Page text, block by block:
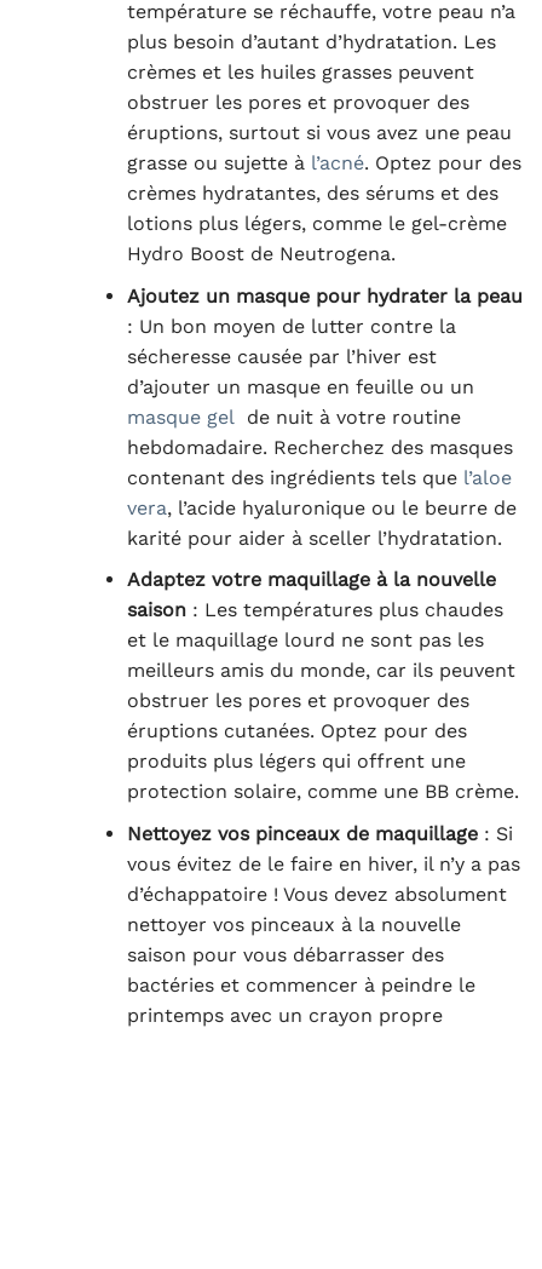
température se réchauffe, votre peau n’a
plus besoin d’autant d’hydratation. Les
crèmes et les huiles grasses peuvent
obstruer les pores et provoquer des
éruptions, surtout si vous avez une peau
grasse ou sujette àl’acné. Optez pour des
crèmes hydratantes, des sérums et des
lotions plus légers, comme le gel-crème
Hydro Boost de Neutrogena.
Ajoutez un masque pour hydrater la peau
: Un bon moyen de lutter contre la
sécheresse causée par l’hiver est
d’ajouter un masque en feuille ou un
masque gelde nuit à votre routine
hebdomadaire. Recherchez des masques
contenant des ingrédients tels que l’aloe
vera, l’acide hyaluronique ou le beurre de
karité pour aider à sceller l’hydratation.
Adaptez votre maquillage à la nouvelle
saison: Les températures plus chaudes
et le maquillage lourd ne sont pas les
meilleurs amis du monde, car ils peuvent
obstruer les pores et provoquer des
éruptions cutanées. Optez pour des
produits plus légers qui offrent une
protection solaire, comme une BB crème.
Nettoyez vos pinceaux de maquillage: Si
vous évitez de le faire en hiver, il n’y a pas
d’échappatoire ! Vous devez absolument
nettoyer vos pinceaux à la nouvelle
saison pour vous débarrasser des
bactéries et commencer à peindre le
printemps avec un crayon propre